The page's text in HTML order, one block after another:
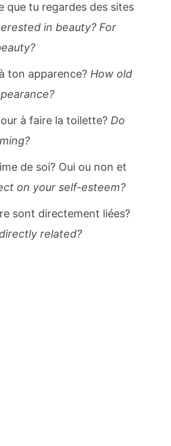
que tu regardes des sites
in beauty? For
ton apparence? How old
à faire la toilette? Do
de soi? Oui ou non et
on your self-esteem?
sont directement liées?
related?